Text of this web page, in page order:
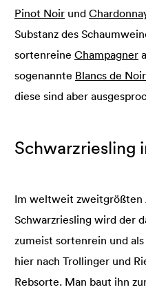
Pinot Noir und
Substanz des
sortenreine Champagner
sogenannte Blancs de Noir
diese sind aber
Schwarzriesling
Im weltweit zweitgrößten
Schwarzriesling wird der
zumeist sortenrein und
hier nach Trollinger und
Rebsorte. Man baut ihn